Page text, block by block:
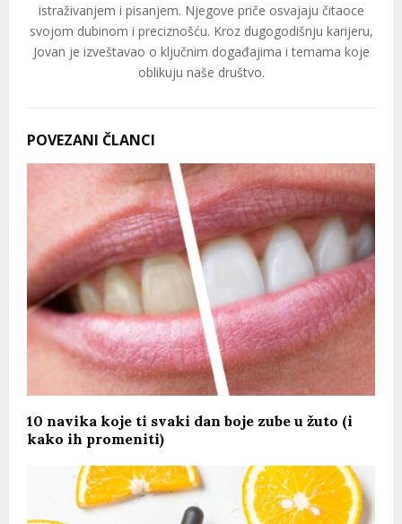
istraživanjem i pisanjem. Njegove priče osvajaju čitaoce
svojom dubinom i preciznošću. Kroz dugogodišnju karijeru,
Jovan je izveštavao o ključnim događajima i temama koje
oblikuju naše društvo.​
POVEZANI ČLANCI
10 navika koje ti svaki dan boje zube u žuto (i
kako ih promeniti)